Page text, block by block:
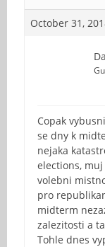
October 31,
Copak
se dny k
nejaka
elections,
volebni
pro
midterm
zalezitosti a
Tohle dnes